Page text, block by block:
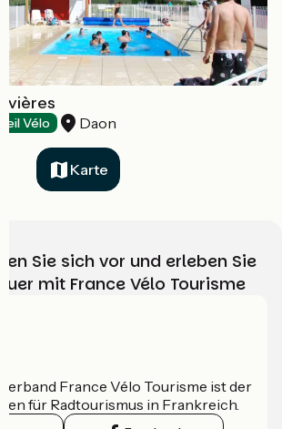
Vélo Daon
Karte
Sie sich vor und erleben Sie
mit France Vélo Tourisme
France Vélo Tourisme ist der
für Radtourismus in Frankreich.